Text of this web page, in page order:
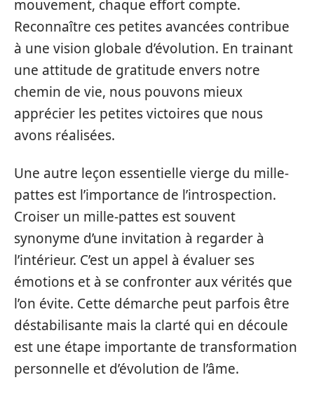
mouvement, chaque effort compte.
Reconnaître ces petites avancées contribue
à une vision globale d’évolution. En trainant
une attitude de gratitude envers notre
chemin de vie, nous pouvons mieux
apprécier les petites victoires que nous
avons réalisées.
Une autre leçon essentielle vierge du mille-
pattes est l’importance de l’introspection.
Croiser un mille-pattes est souvent
synonyme d’une invitation à regarder à
l’intérieur. C’est un appel à évaluer ses
émotions et à se confronter aux vérités que
l’on évite. Cette démarche peut parfois être
déstabilisante mais la clarté qui en découle
est une étape importante de transformation
personnelle et d’évolution de l’âme.